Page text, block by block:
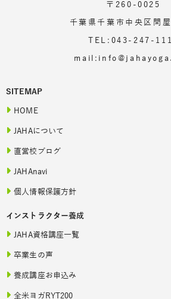
〒260-0025
千葉県千葉市中央区問
TEL:043-247-
SITEMAP
HOME
JAHAについて
直営校ブログ
JAHAnavi
個人情報保護方針
インストラクター養成
JAHA資格講座一覧
卒業生の声
養成講座お申込み
全米ヨガRYT200